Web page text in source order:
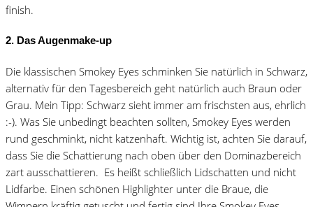
finish.
2. Das Augenmake-up
Die klassischen Smokey Eyes schminken Sie natürlich in Schwarz,
alternativ für den Tagesbereich geht natürlich auch Braun oder
Grau. Mein Tipp: Schwarz sieht immer am frischsten aus, ehrlich
:-). Was Sie unbedingt beachten sollten, Smokey Eyes werden
rund geschminkt, nicht katzenhaft. Wichtig ist, achten Sie darauf,
dass Sie die Schattierung nach oben über den Dominazbereich
zart ausschattieren. Es heißt schließlich Lidschatten und nicht
Lidfarbe. Einen schönen Highlighter unter die Braue, die